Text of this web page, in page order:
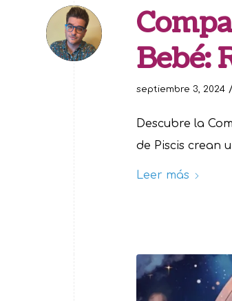
Bebé:
septiembre 3, 2024
Descubre la
de Piscis crean
Leer más